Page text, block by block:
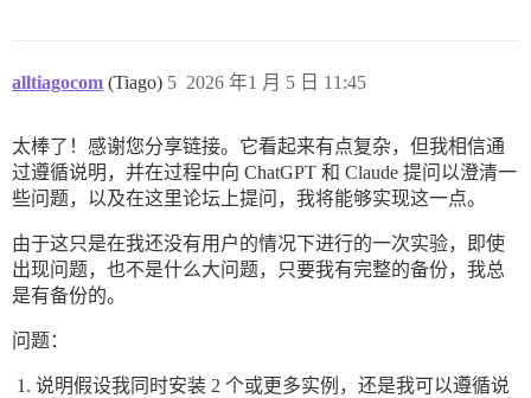
alltiagocom (Tiago) 2026 年1 月 5 日 11:45
5
太棒了！感谢您分享链接。它看起来有点复杂，但我相信通
过遵循说明，并在过程中向 ChatGPT 和 Claude 提问以澄清一
些问题，以及在这里论坛上提问，我将能够实现这一点。
由于这只是在我还没有用户的情况下进行的一次实验，即使
出现问题，也不是什么大问题，只要我有完整的备份，我总
是有备份的。
问题：
说明假设我同时安装 2 个或更多实例，还是我可以遵循说